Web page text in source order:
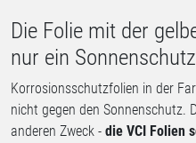
Die Folie mit der
nur ein Sonnenschutz
Korrosionsschutzfolien in der
nicht gegen den Sonnenschutz.
anderen Zweck - die VCI Folien